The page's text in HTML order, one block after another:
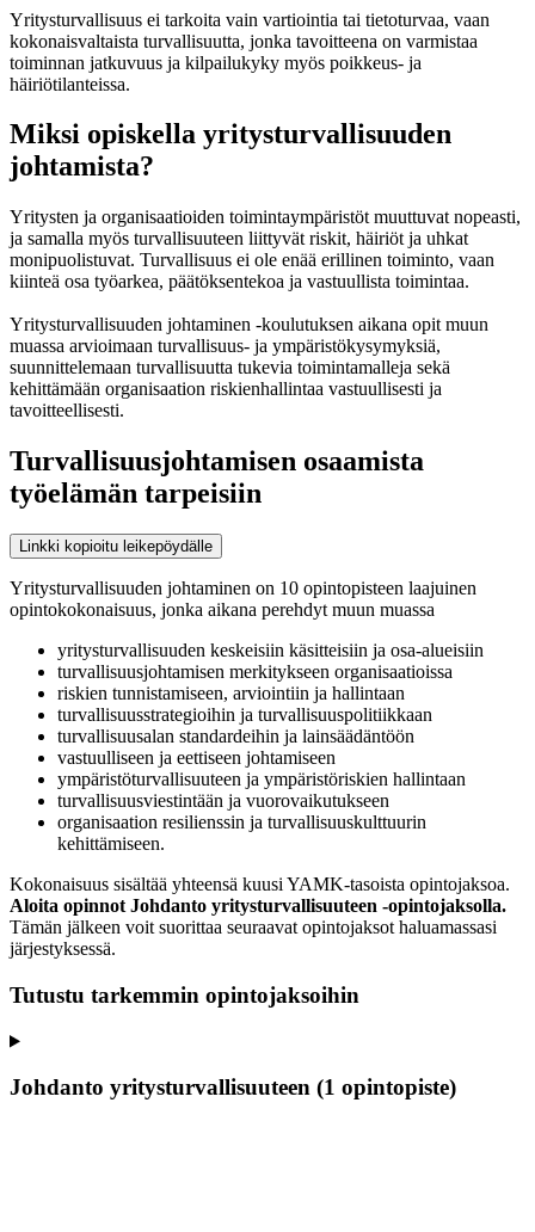
Yritysturvallisuus ei tarkoita vain vartiointia tai tietoturvaa, vaan
kokonaisvaltaista turvallisuutta, jonka tavoitteena on varmistaa
toiminnan jatkuvuus ja kilpailukyky myös poikkeus- ja
häiriötilanteissa.
Miksi opiskella yritysturvallisuuden
johtamista?
Yritysten ja organisaatioiden toimintaympäristöt muuttuvat nopeasti,
ja samalla myös turvallisuuteen liittyvät riskit, häiriöt ja uhkat
monipuolistuvat. Turvallisuus ei ole enää erillinen toiminto, vaan
kiinteä osa työarkea, päätöksentekoa ja vastuullista toimintaa.
Yritysturvallisuuden johtaminen -koulutuksen aikana opit muun
muassa arvioimaan turvallisuus- ja ympäristökysymyksiä,
suunnittelemaan turvallisuutta tukevia toimintamalleja sekä
kehittämään organisaation riskienhallintaa vastuullisesti ja
tavoitteellisesti.
Turvallisuusjohtamisen osaamista
työelämän tarpeisiin
Linkki kopioitu leikepöydälle
Yritysturvallisuuden johtaminen on 10 opintopisteen laajuinen
opintokokonaisuus, jonka aikana perehdyt muun muassa
yritysturvallisuuden keskeisiin käsitteisiin ja osa-alueisiin
turvallisuusjohtamisen merkitykseen organisaatioissa
riskien tunnistamiseen, arviointiin ja hallintaan
turvallisuusstrategioihin ja turvallisuuspolitiikkaan
turvallisuusalan standardeihin ja lainsäädäntöön
vastuulliseen ja eettiseen johtamiseen
ympäristöturvallisuuteen ja ympäristöriskien hallintaan
turvallisuusviestintään ja vuorovaikutukseen
organisaation resilienssin ja turvallisuuskulttuurin
kehittämiseen.
Kokonaisuus sisältää yhteensä kuusi YAMK-tasoista opintojaksoa.
Aloita opinnot Johdanto yritysturvallisuuteen -opintojaksolla.
Tämän jälkeen voit suorittaa seuraavat opintojaksot haluamassasi
järjestyksessä.
Tutustu tarkemmin opintojaksoihin
Johdanto yritysturvallisuuteen (1 opintopiste)